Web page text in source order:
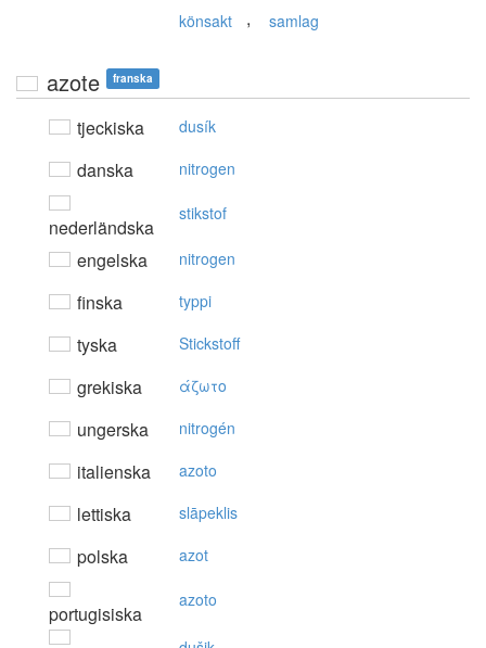
könsakt , samlag
azote franska
tjeckiska dusík
danska nitrogen
nederländska
stikstof
engelska nitrogen
finska typpi
tyska Stickstoff
grekiska άζωτo
ungerska nitrogén
italienska azoto
lettiska slāpeklis
polska azot
portugisiska
azoto